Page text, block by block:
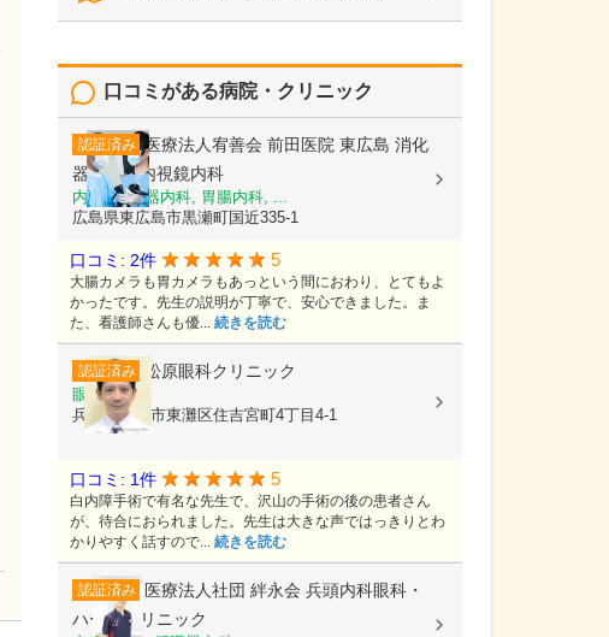
口コミがある病院・クリニック
認証済み 医療法人宥善会 前田医院 東広島 消化
器内科・内視鏡内科
内科, 消化器内科, 胃腸内科, ...
広島県東広島市黒瀬町国近335-1
口コミ: 2件 5
大腸カメラも胃カメラもあっという間におわり、とてもよ
かったです。先生の説明が丁寧で、安心できました。ま
た、看護師さんも優... 続きを読む
認証済み 松原眼科クリニック
眼科
兵庫県神戸市東灘区住吉宮町4丁目4-1
口コミ: 1件 5
白内障手術で有名な先生で、沢山の手術の後の患者さん
が、待合におられました。先生は大きな声ではっきりとわ
かりやすく話すので... 続きを読む
認証済み 医療法人社団 絆永会 兵頭内科眼科・
ハートクリニック